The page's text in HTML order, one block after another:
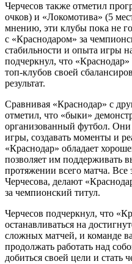
Черчесов также отметил
очков) и «Локомотива» (5
мнению, эти клубы пока не
с «Краснодаром» за
стабильности и опыта игры
подчеркнул, что
топ-клубов своей
результат.
Сравнивая «Краснодар» с
отметил, что «быки»
организованный футбол.
игры, создавать моменты и
«Краснодар» обладает
позволяет им поддерживать
протяжении всего матча.
Черчесова, делают
за чемпионский титул.
Черчесов подчеркнул, что
останавливаться на
сложных матчей, и команде
продолжать работать над
добиться своей цели и